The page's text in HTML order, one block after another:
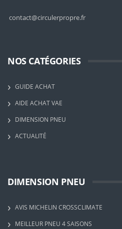
contact@circulerpropre.fr
NOS CATÉGORIES
GUIDE ACHAT
AIDE ACHAT VAE
DIMENSION PNEU
ACTUALITÉ
DIMENSION PNEU
AVIS MICHELIN CROSSCLIMATE
MEILLEUR PNEU 4 SAISONS